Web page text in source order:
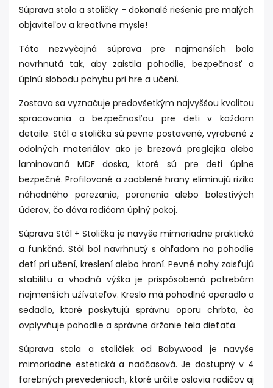
Súprava stola a stoličky - dokonalé riešenie pre malých
objaviteľov a kreatívne mysle!
Táto nezvyčajná súprava pre najmenších bola
navrhnutá tak, aby zaistila pohodlie, bezpečnosť a
úplnú slobodu pohybu pri hre a učení.
Zostava sa vyznačuje predovšetkým najvyššou kvalitou
spracovania a bezpečnosťou pre deti v každom
detaile. Stôl a stolička sú pevne postavené, vyrobené z
odolných materiálov ako je brezová preglejka alebo
laminovaná MDF doska, ktoré sú pre deti úplne
bezpečné. Profilované a zaoblené hrany eliminujú riziko
náhodného porezania, poranenia alebo bolestivých
úderov, čo dáva rodičom úplný pokoj.
Súprava Stôl + Stolička je navyše mimoriadne praktická
a funkčná. Stôl bol navrhnutý s ohľadom na pohodlie
detí pri učení, kreslení alebo hraní. Pevné nohy zaisťujú
stabilitu a vhodná výška je prispôsobená potrebám
najmenších užívateľov. Kreslo má pohodlné operadlo a
sedadlo, ktoré poskytujú správnu oporu chrbta, čo
ovplyvňuje pohodlie a správne držanie tela dieťaťa.
Súprava stola a stoličiek od Babywood je navyše
mimoriadne estetická a nadčasová. Je dostupný v 4
farebných prevedeniach, ktoré určite oslovia rodičov aj